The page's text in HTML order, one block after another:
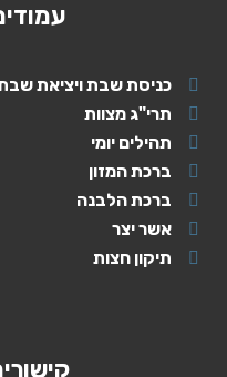
כניסת שבת ויציאת
תרי"ג מצוות
תהילים יומי
ברכת המזון
ברכת הלבנה
אשר יצר
תיקון חצות